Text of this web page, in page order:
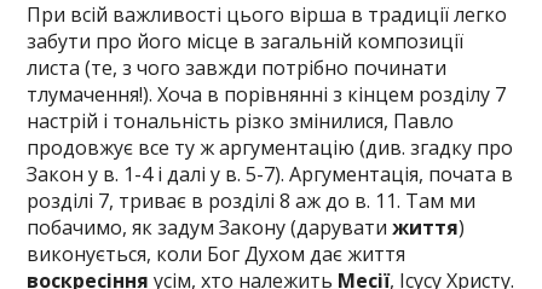
При всій важливості цього вірша в традиції легко
забути про його місце в загальній композиції
листа (те, з чого завжди потрібно починати
тлумачення!). Хоча в порівнянні з кінцем розділу 7
настрій і тональність різко змінилися, Павло
продовжує все ту ж аргументацію (див. згадку про
Закон у в. 1-4 і далі у в. 5-7). Аргументація, почата в
розділі 7, триває в розділі 8 аж до в. 11. Там ми
побачимо, як задум Закону (даруватижиття)
виконується, коли Бог Духом дає життя
воскресіння усім, хто належить Месії, Ісусу Христу.